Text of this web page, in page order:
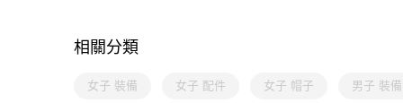
相關分類
女子 裝備 女子 配件 女子 帽子 男子 裝備